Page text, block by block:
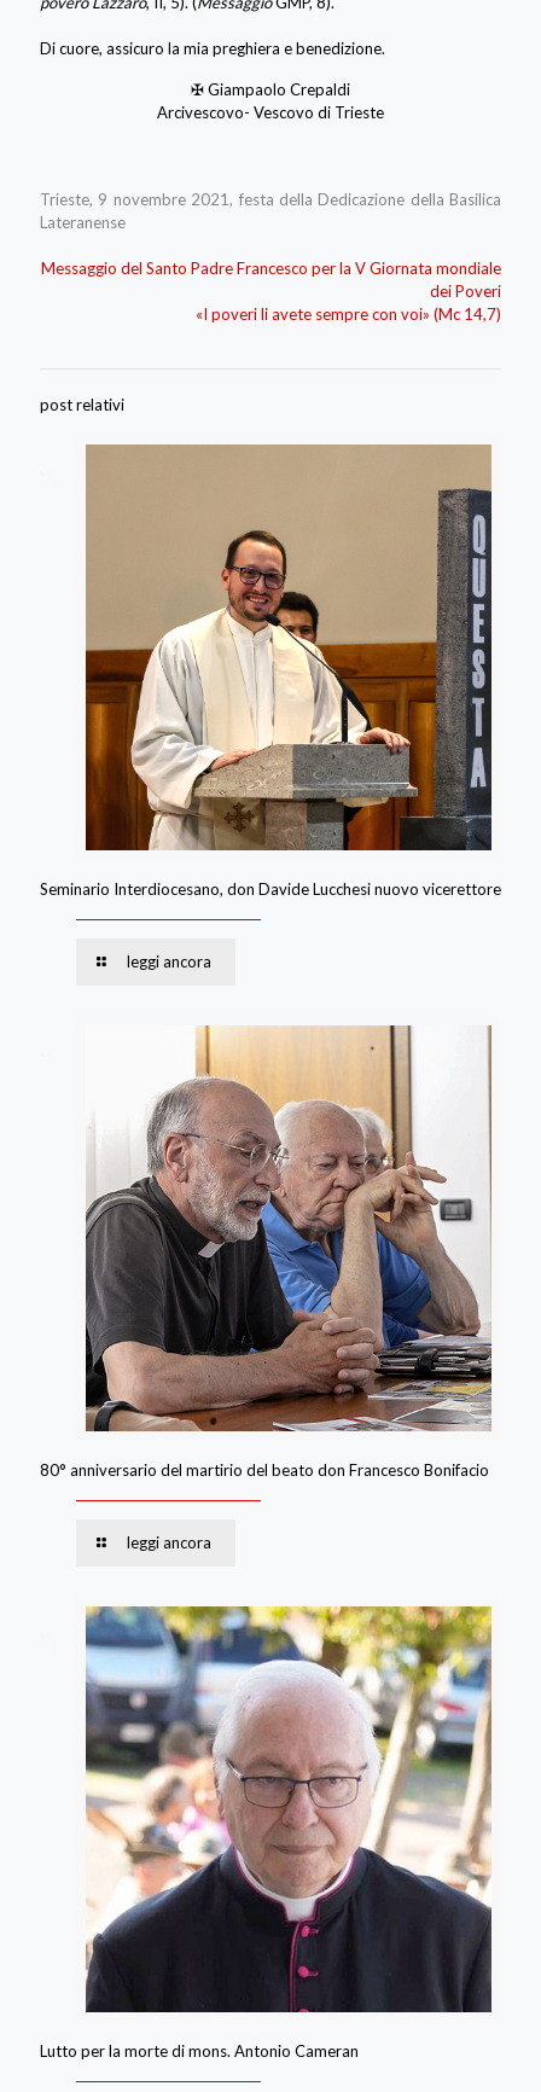
Di cuore, assicuro la mia preghiera e benedizione.
✠ Giampaolo Crepaldi
Arcivescovo- Vescovo di Trieste
Trieste, 9 novembre 2021, festa della Dedicazione della Basilica
Lateranense
Messaggio del Santo Padre Francesco per la V Giornata mondiale
dei Poveri
«I poveri li avete sempre con voi» (Mc 14,7)
post relativi
Seminario Interdiocesano, don Davide Lucchesi nuovo vicerettore
leggi ancora
80° anniversario del martirio del beato don Francesco Bonifacio
leggi ancora
Lutto per la morte di mons. Antonio Cameran